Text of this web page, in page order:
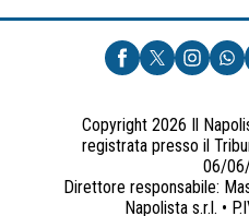
UNA
Copyright 2026 Il
registrata presso il
06/
Direttore responsabile:
Napolista s.r.l. •